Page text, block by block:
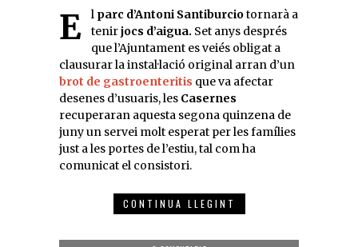
El parc d’Antoni Santiburciotornarà a
tenirjocs d’aigua. Set anys després
que l’Ajuntament es veiés obligat a
clausurar la instal·lació original arran d’un
brot de gastroenteritis que va afectar
desenes d’usuaris, les Casernes
recuperaran aquesta segona quinzena de
juny un servei molt esperat per les famílies
just a les portes de l’estiu, tal com ha
comunicat el consistori.
CONTINUA LLEGINT